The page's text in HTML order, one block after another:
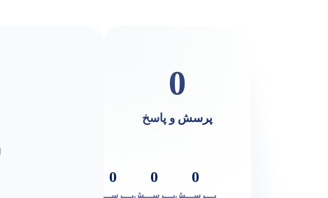
0
پرسش و پاسخ
0
پـــرســـش
0
پـــرســـش
0
پـــرســـش